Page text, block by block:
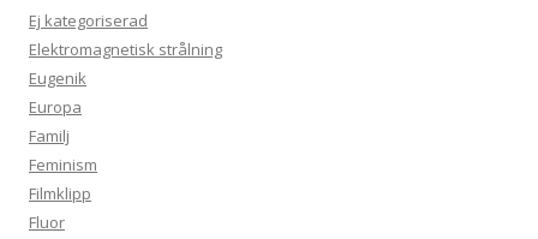
Ej kategoriserad
Elektromagnetisk strålning
Eugenik
Europa
Familj
Feminism
Filmklipp
Fluor